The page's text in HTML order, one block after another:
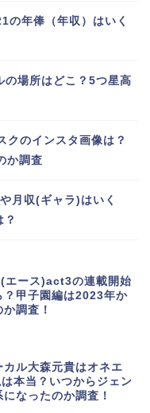
の年俸（年収）はいく
の場所はどこ？5つ星高
クのインスタ画像は？
か調査
月収(ギャラ)はいく
エース)act3の連載開始
？甲子園編は2023年か
調査！
カル大森元貴はオネエ
本当？いつからジェン
なったのか調査！